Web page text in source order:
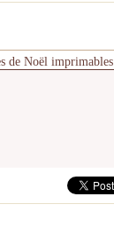
de Noël imprimables